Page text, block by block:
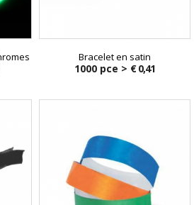
Bracelet en satin
1000 pce > € 0,41